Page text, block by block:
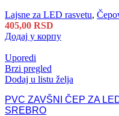
Lajsne za LED rasvetu,
405,00 RSD
Додај у корпу
Uporedi
Brzi pregled
Dodaj u listu želja
PVC ZAVŠNI ČEP ZA
SREBRO